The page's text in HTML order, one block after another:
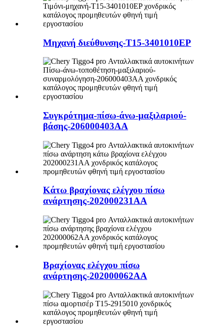
Μηχανή διεύθυνσης-T15-3401010EP
Συγκρότημα-πίσω-άνω-μαξιλαριού-
βάσης-206000403AA
Κάτω βραχίονας ελέγχου πίσω
ανάρτησης-202000231AA
Βραχίονας ελέγχου πίσω
ανάρτησης-202000062AA